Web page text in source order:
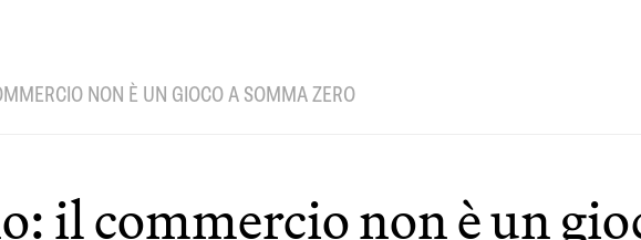
NON È UN GIOCO A SOMMA ZERO
il commercio non è un